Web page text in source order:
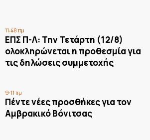
11:48 πμ
ΕΠΣ Π-Λ: Την Τετάρτη (12/8)
ολοκληρώνεται η προθεσμία για
τις δηλώσεις συμμετοχής
9:11 πμ
Πέντε νέες προσθήκες για τον
Αμβρακικό Βόνιτσας